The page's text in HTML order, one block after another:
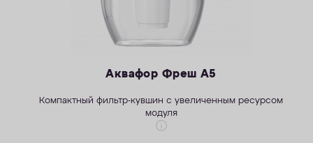
Аквафор Фреш А5
Компактный фильтр-кувшин с увеличенным ресурсом
модуля